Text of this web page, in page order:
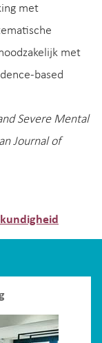
met
met
based
Severe Mental
Journal of